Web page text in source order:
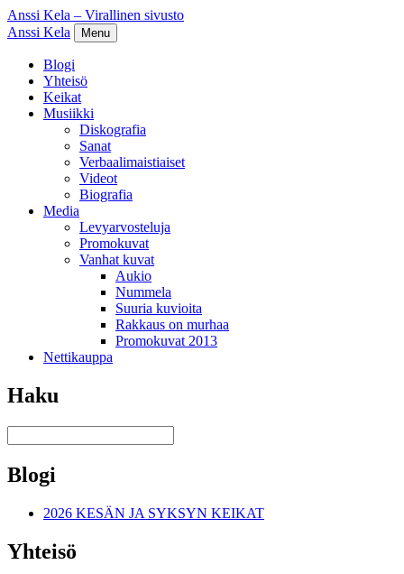
Anssi Kela – Virallinen sivusto
Anssi Kela
Menu
Blogi
Yhteisö
Keikat
Musiikki
Diskografia
Sanat
Verbaalimaistiaiset
Videot
Biografia
Media
Levyarvosteluja
Promokuvat
Vanhat kuvat
Aukio
Nummela
Suuria kuvioita
Rakkaus on murhaa
Promokuvat 2013
Nettikauppa
Haku
Blogi
2026 KESÄN JA SYKSYN KEIKAT
Yhteisö